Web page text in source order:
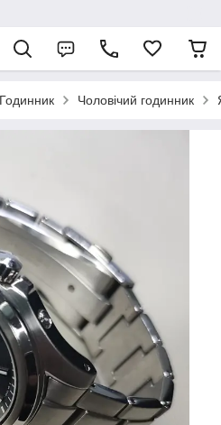
Годинник Чоловічий годинник